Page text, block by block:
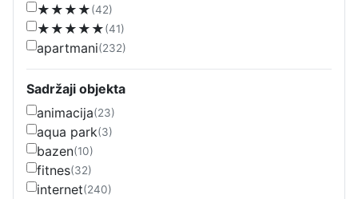
★★★★(42)
★★★★★(41)
apartmani(232)
Sadržaji objekta
animacija(23)
aqua park(3)
bazen(10)
fitnes(32)
internet(240)